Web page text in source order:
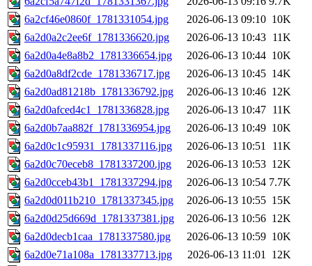
6a2cf46e0860f_1781331054.jpg
2026-06-13 09:10 10K
6a2d0a2c2ee6f_1781336620.jpg
2026-06-13 10:43 11K
6a2d0a4e8a8b2_1781336654.jpg
2026-06-13 10:44 10K
6a2d0a8df2cde_1781336717.jpg
2026-06-13 10:45 14K
6a2d0ad81218b_1781336792.jpg
2026-06-13 10:46 12K
6a2d0afced4c1_1781336828.jpg
2026-06-13 10:47 11K
6a2d0b7aa882f_1781336954.jpg
2026-06-13 10:49 10K
6a2d0c1c95931_1781337116.jpg
2026-06-13 10:51
11K
6a2d0c70eceb8_1781337200.jpg
2026-06-13 10:53 12K
6a2d0cceb43b1_1781337294.jpg
2026-06-13 10:54 7.7K
6a2d0d011b210_1781337345.jpg
2026-06-13 10:55 15K
6a2d0d25d669d_1781337381.jpg
2026-06-13 10:56 12K
6a2d0decb1caa_1781337580.jpg
2026-06-13 10:59 10K
6a2d0e71a108a_1781337713.jpg
2026-06-13 11:01 12K